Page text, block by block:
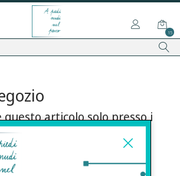
15
questo articolo solo presso i